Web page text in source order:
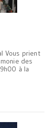
prient
des
à la